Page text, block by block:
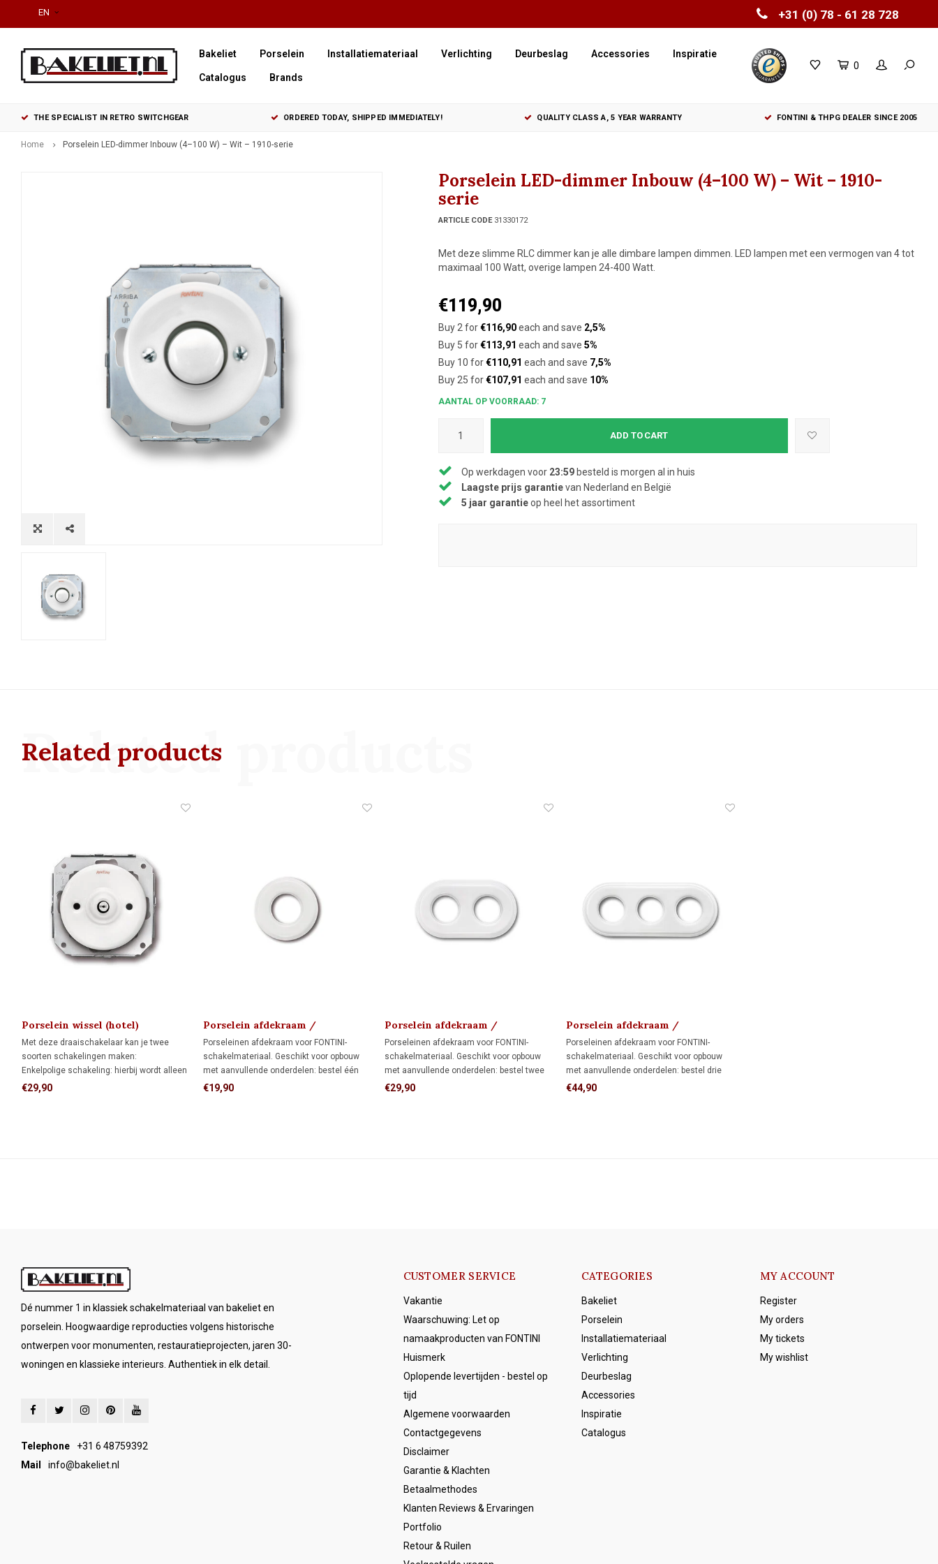
+31 (0) 78 - 61 28 728
EN
Bakeliet Porselein Installatiemateriaal Verlichting Deurbeslag Accessories Inspiratie
Catalogus Brands
0
THE SPECIALIST IN RETRO SWITCHGEAR ORDERED TODAY, SHIPPED IMMEDIATELY! QUALITY CLASS A, 5 YEAR WARRANTY FONTINI & THPG DEALER SINCE 2005
Home Porselein LED-dimmer Inbouw (4–100 W) – Wit – 1910-serie
Porselein LED-dimmer Inbouw (4–100 W) – Wit – 1910-
serie
ARTICLE CODE31330172
Met deze slimme RLC dimmer kan je alle dimbare lampen dimmen. LED lampen met een vermogen van 4 tot
maximaal 100 Watt, overige lampen 24-400 Watt.
€119,90
Buy 2 for€116,90each and save 2,5%
Buy 5 for€113,91 each and save 5%
Buy 10 for€110,91 each and save 7,5%
Buy 25 for€107,91 each and save 10%
AANTAL OP VOORRAAD: 7
ADD TO CART
Op werkdagen voor 23:59besteld is morgen al in huis
Laagste prijs garantievan Nederland en België
5 jaar garantieop heel het assortiment
Related products
Related products
Porselein wissel (hotel)
schakelaar 1910
Met deze draaischakelaar kan je twee
soorten schakelingen maken:
Enkelpolige schakeling: hierbij wordt alleen
de stroomvoerende draad onderbroken.
€29,90
Porselein afdekraam /
montageplaat 1910
Porseleinen afdekraam voor FONTINI-
schakelmateriaal. Geschikt voor opbouw
met aanvullende onderdelen: bestel één
montagering voor directe wandmontage of
€19,90
Porselein afdekraam /
montageplaat 1910
Porseleinen afdekraam voor FONTINI-
schakelmateriaal. Geschikt voor opbouw
met aanvullende onderdelen: bestel twee
montageringen voor directe wandmontage
€29,90
Porselein afdekraam /
montageplaat 1910
Porseleinen afdekraam voor FONTINI-
schakelmateriaal. Geschikt voor opbouw
met aanvullende onderdelen: bestel drie
montageringen voor directe wandmontage
€44,90
Dé nummer 1 in klassiek schakelmateriaal van bakeliet en
porselein. Hoogwaardige reproducties volgens historische
ontwerpen voor monumenten, restauratieprojecten, jaren 30-
woningen en klassieke interieurs. Authentiek in elk detail.
Telephone
+31 6 48759392
Mail
info@bakeliet.nl
CUSTOMER SERVICE
Vakantie
Waarschuwing: Let op
namaakproducten van FONTINI
Huismerk
Oplopende levertijden - bestel op
tijd
Algemene voorwaarden
Contactgegevens
Disclaimer
Garantie & Klachten
Betaalmethodes
Klanten Reviews & Ervaringen
Portfolio
Retour & Ruilen
CATEGORIES
Bakeliet
Porselein
Installatiemateriaal
Verlichting
Deurbeslag
Accessories
Inspiratie
Catalogus
MY ACCOUNT
Register
My orders
My tickets
My wishlist